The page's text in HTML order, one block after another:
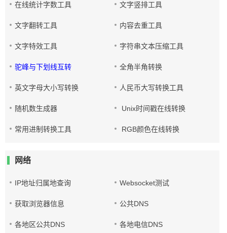
在线统计字数工具 文字竖排工具
文字翻转工具 内容去重工具
文字特效工具 字符串文本压缩工具
驼峰与下划线互转 全角半角转换
英文字母大小写转换 人民币大写转换工具
随机数生成器 Unix时间戳在线转换
常用进制转换工具 RGB颜色在线转换
网络
IP地址归属地查询 Websocket测试
获取浏览器信息 公共DNS
各地区公共DNS 各地电信DNS